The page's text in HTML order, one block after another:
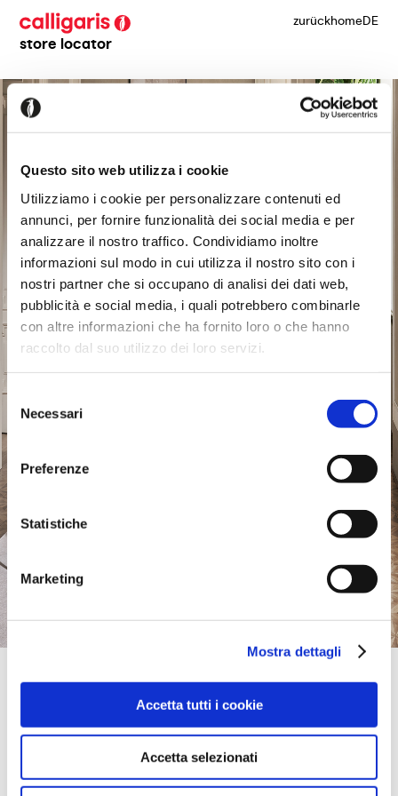
Questo sito web utilizza i cookie
Utilizziamo i cookie per personalizzare contenuti ed
annunci, per fornire funzionalità dei social media e per
analizzare il nostro traffico. Condividiamo inoltre
informazioni sul modo in cui utilizza il nostro sito con i
nostri partner che si occupano di analisi dei dati web,
pubblicità e social media, i quali potrebbero combinarle
con altre informazioni che ha fornito loro o che hanno
raccolto dal suo utilizzo dei loro servizi.
Selezione
del
consenso
Necessari
Preferenze
Statistiche
Marketing
Mostra dettagli
Accetta tutti i cookie
Accetta selezionati
store locator
zurückhomeDE
692-2 IIDOI-MACHI,
379-2111, MANBASHI-CITY, Gunma, Japan
bring mich hierher